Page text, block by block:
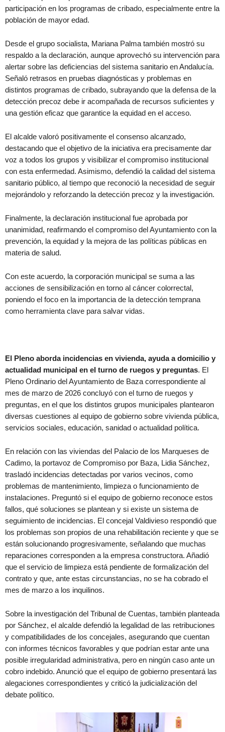
participación en los programas de cribado, especialmente entre la
población de mayor edad.
Desde el grupo socialista, Mariana Palma también mostró su
respaldo a la declaración, aunque aprovechó su intervención para
alertar sobre las deficiencias del sistema sanitario en Andalucía.
Señaló retrasos en pruebas diagnósticas y problemas en
distintos programas de cribado, subrayando que la defensa de la
detección precoz debe ir acompañada de recursos suficientes y
una gestión eficaz que garantice la equidad en el acceso.
El alcalde valoró positivamente el consenso alcanzado,
destacando que el objetivo de la iniciativa era precisamente dar
voz a todos los grupos y visibilizar el compromiso institucional
con esta enfermedad. Asimismo, defendió la calidad del sistema
sanitario público, al tiempo que reconoció la necesidad de seguir
mejorándolo y reforzando la detección precoz y la investigación.
Finalmente, la declaración institucional fue aprobada por
unanimidad, reafirmando el compromiso del Ayuntamiento con la
prevención, la equidad y la mejora de las políticas públicas en
materia de salud.
Con este acuerdo, la corporación municipal se suma a las
acciones de sensibilización en torno al cáncer colorrectal,
poniendo el foco en la importancia de la detección temprana
como herramienta clave para salvar vidas.
El Pleno aborda incidencias en vivienda, ayuda a domicilio y
actualidad municipal en el turno de ruegos y preguntas. El
Pleno Ordinario del Ayuntamiento de Baza correspondiente al
mes de marzo de 2026 concluyó con el turno de ruegos y
preguntas, en el que los distintos grupos municipales plantearon
diversas cuestiones al equipo de gobierno sobre vivienda pública,
servicios sociales, educación, sanidad o actualidad política.
En relación con las viviendas del Palacio de los Marqueses de
Cadimo, la portavoz de Compromiso por Baza, Lidia Sánchez,
trasladó incidencias detectadas por varios vecinos, como
problemas de mantenimiento, limpieza o funcionamiento de
instalaciones. Preguntó si el equipo de gobierno reconoce estos
fallos, qué soluciones se plantean y si existe un sistema de
seguimiento de incidencias. El concejal Valdivieso respondió que
los problemas son propios de una rehabilitación reciente y que se
están solucionando progresivamente, señalando que muchas
reparaciones corresponden a la empresa constructora. Añadió
que el servicio de limpieza está pendiente de formalización del
contrato y que, ante estas circunstancias, no se ha cobrado el
mes de marzo a los inquilinos.
Sobre la investigación del Tribunal de Cuentas, también planteada
por Sánchez, el alcalde defendió la legalidad de las retribuciones
y compatibilidades de los concejales, asegurando que cuentan
con informes técnicos favorables y que podrían estar ante una
posible irregularidad administrativa, pero en ningún caso ante un
cobro indebido. Anunció que el equipo de gobierno presentará las
alegaciones correspondientes y criticó la judicialización del
debate político.